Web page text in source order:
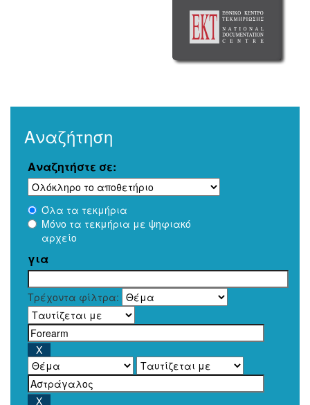
Αναζήτηση
Αναζητήστε σε:
Όλα τα τεκμήρια
Μόνο τα τεκμήρια με ψηφιακό
αρχείο
για
Τρέχοντα φίλτρα: